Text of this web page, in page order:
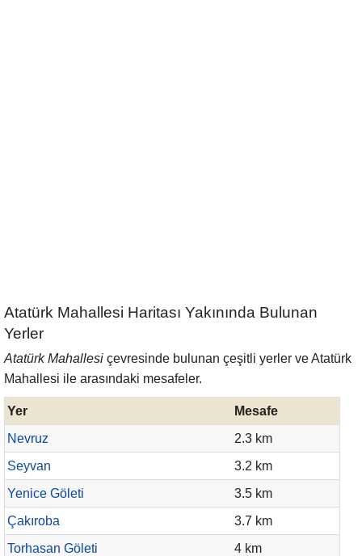
Atatürk Mahallesi Haritası Yakınında Bulunan
Yerler
Atatürk Mahallesi çevresinde bulunan çeşitli yerler ve Atatürk
Mahallesi ile arasındaki mesafeler.
Yer
Mesafe
Nevruz
2.3 km
Seyvan
3.2 km
Yenice Göleti
3.5 km
Çakıroba
3.7 km
Torhasan Göleti
4 km